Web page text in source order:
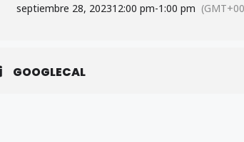
septiembre 28, 202312:00 pm-1:00 pm
GOOGLECAL